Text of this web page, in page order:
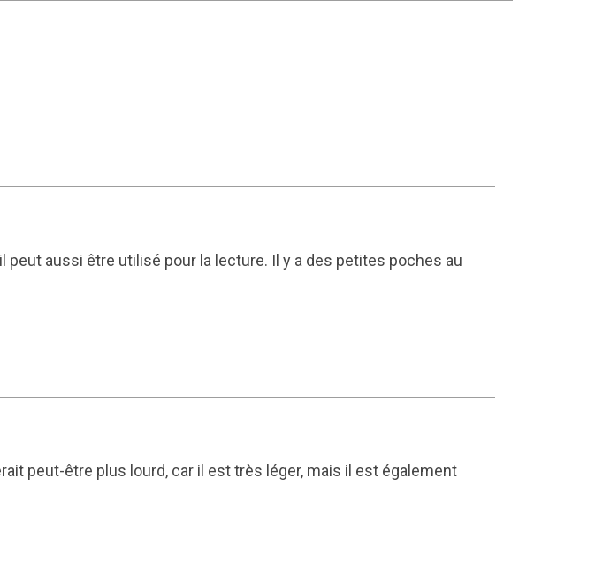
peut aussi être utilisé pour la lecture. Il y a des petites poches au
peut-être plus lourd, car il est très léger, mais il est également